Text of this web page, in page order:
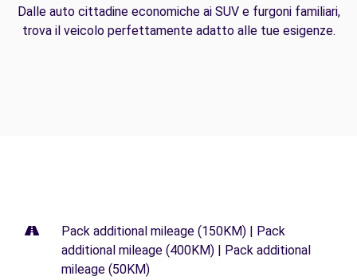
Dalle auto cittadine economiche ai SUV e furgoni familiari,
trova il veicolo perfettamente adatto alle tue esigenze.
Pack additional mileage (150KM) | Pack
additional mileage (400KM) | Pack additional
mileage (50KM)